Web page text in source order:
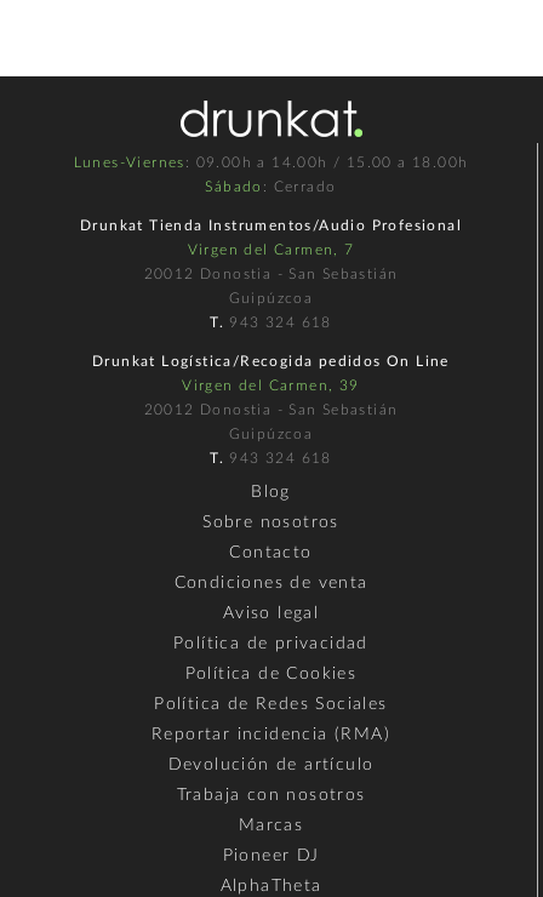
Lunes-Viernes : 09.00h a 14.00h / 15.00 a 18.00h
Sábado : Cerrado
Drunkat Tienda Instrumentos/Audio Profesional
Virgen del Carmen, 7
20012 Donostia - San Sebastián
Guipúzcoa
T. 943 324 618
Drunkat Logística/Recogida pedidos On Line
Virgen del Carmen, 39
20012 Donostia - San Sebastián
Guipúzcoa
T. 943 324 618
Blog
Sobre nosotros
Contacto
Condiciones de venta
Aviso legal
Política de privacidad
Política de Cookies
Política de Redes Sociales
Reportar incidencia (RMA)
Devolución de artículo
Trabaja con nosotros
Marcas
Pioneer DJ
AlphaTheta